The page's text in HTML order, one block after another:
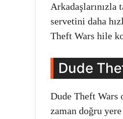
servetini daha
Theft Wars hile
Dude
Dude Theft Wars
zaman doğru